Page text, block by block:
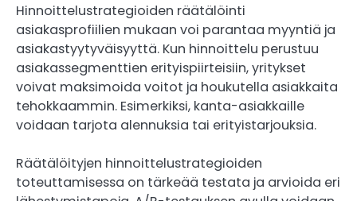
Hinnoittelustrategioiden räätälöinti
asiakasprofiilien mukaan voi parantaa myyntiä ja
asiakastyytyväisyyttä. Kun hinnoittelu perustuu
asiakassegmenttien erityispiirteisiin, yritykset
voivat maksimoida voitot ja houkutella asiakkaita
tehokkaammin. Esimerkiksi, kanta-asiakkaille
voidaan tarjota alennuksia tai erityistarjouksia.
Räätälöityjen hinnoittelustrategioiden
toteuttamisessa on tärkeää testata ja arvioida eri